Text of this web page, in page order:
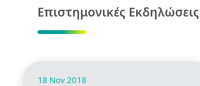
Επιστημονικές Εκδηλώσεις
18 Nov 2018